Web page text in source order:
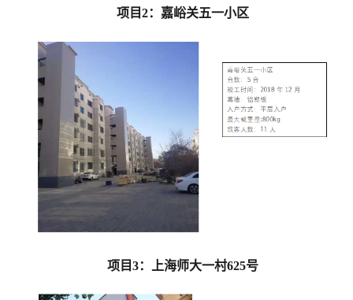
项目2：嘉峪关五一小区
项目3：上海师大一村625号